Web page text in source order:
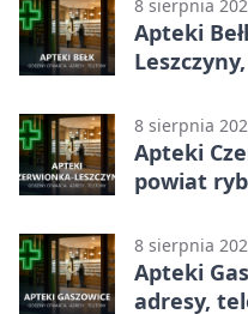
8 sierpnia
Apteki
8 sierpnia
Apteki
powiat
8 sierpnia
Apteki
adresy,